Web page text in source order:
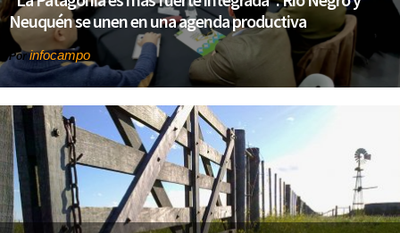
Neuquén se unen en una agenda productiva
Porinfocampo